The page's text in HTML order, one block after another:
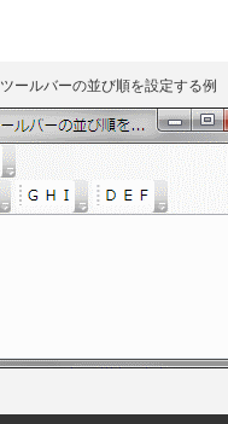
ツールバーの並び順を設定する例